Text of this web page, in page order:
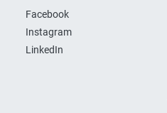
Facebook
Instagram
LinkedIn